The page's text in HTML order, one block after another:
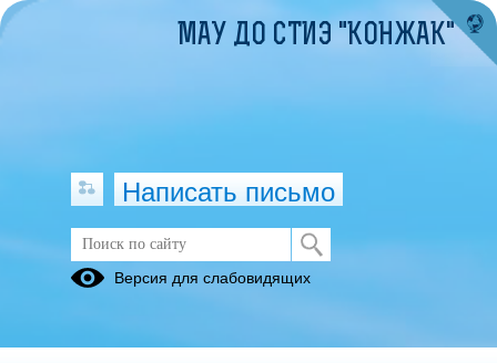
Противодействие коррупции
МАУ ДО СТИЭ "КОНЖАК"
Написать письмо
Версия для слабовидящих